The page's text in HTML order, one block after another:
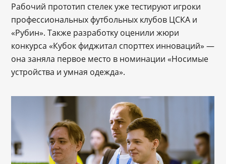
Рабочий прототип стелек уже тестируют игроки
профессиональных футбольных клубов ЦСКА и
«Рубин». Также разработку оценили жюри
конкурса «Кубок фиджитал спорттех инноваций» —
она заняла первое место в номинации «Носимые
устройства и умная одежда».